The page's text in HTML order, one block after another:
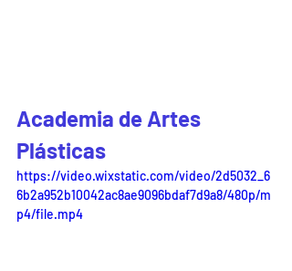
Academia de Artes
Plásticas
https://video.wixstatic.com/video/2d5032_6
6b2a952b10042ac8ae9096bdaf7d9a8/480p/m
p4/file.mp4